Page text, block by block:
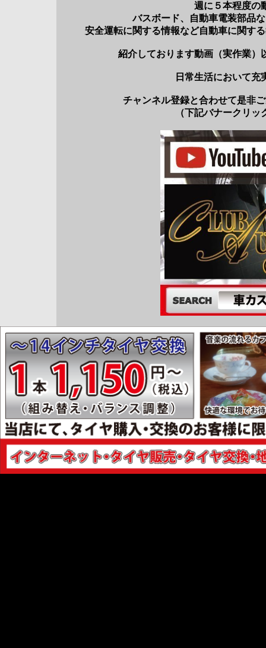
週に５本程度の
バスボード、自動車電装部品
安全運転に関する情報など自動車に関す
紹介しております動画（実作業）
日常生活において充
チャンネル登録と合わせて是非
（下記バナークリ